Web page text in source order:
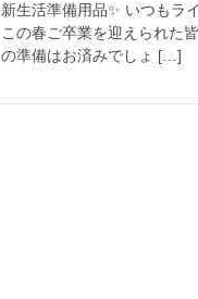
新生活準備用品✨ いつもラ
この春ご卒業を迎えられた
の準備はお済みでしょ […]